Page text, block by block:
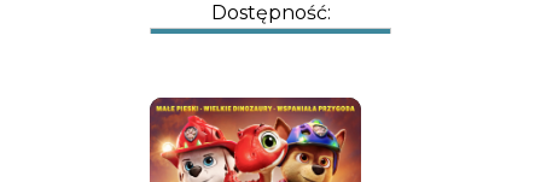
Dostępność: